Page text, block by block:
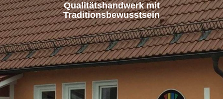
Qualitätshandwerk mit
Traditionsbewusstsein